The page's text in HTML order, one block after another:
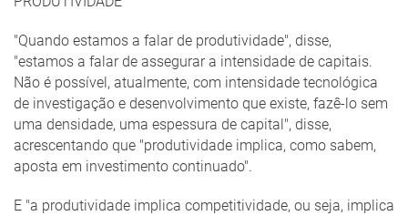
"Quando estamos a falar de produtividade", disse,
"estamos a falar de assegurar a intensidade de capitais.
Não é possível, atualmente, com intensidade tecnológica
de investigação e desenvolvimento que existe, fazê-lo sem
uma densidade, uma espessura de capital", disse,
acrescentando que "produtividade implica, como sabem,
aposta em investimento continuado".
E "a produtividade implica competitividade, ou seja, implica